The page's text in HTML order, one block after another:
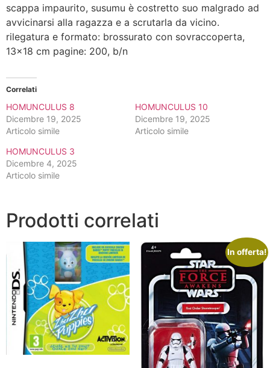
scappa impaurito, susumu è costretto suo malgrado ad
avvicinarsi alla ragazza e a scrutarla da vicino.
rilegatura e formato: brossurato con sovraccoperta,
13×18 cm pagine: 200, b/n
Correlati
HOMUNCULUS 8
Dicembre 19, 2025
Articolo simile
HOMUNCULUS 10
Dicembre 19, 2025
Articolo simile
HOMUNCULUS 3
Dicembre 4, 2025
Articolo simile
Prodotti correlati
In offerta!